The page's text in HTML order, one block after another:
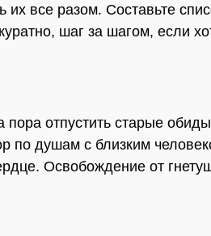
их все разом. Составьте
шаг за шагом, если
отпустить старые
по душам с близким
Освобождение от